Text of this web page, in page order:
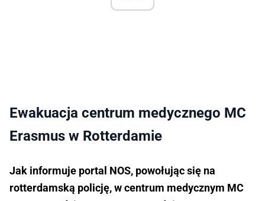
Ewakuacja centrum medycznego MC
Erasmus w Rotterdamie
Jak informuje portal NOS, powołując się na
rotterdamską policję, w centrum medycznym MC